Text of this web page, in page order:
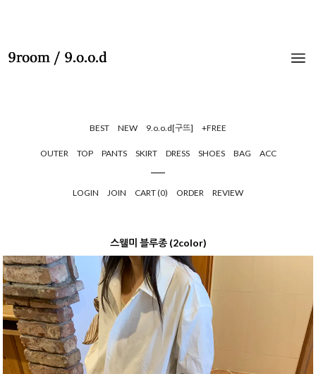
BEST NEW 9.o.o.d[구뜨] +FREE
OUTER TOP PANTS SKIRT DRESS SHOES BAG ACC
LOGIN JOIN CART (0) ORDER REVIEW
스웰미 블루종 (2color)